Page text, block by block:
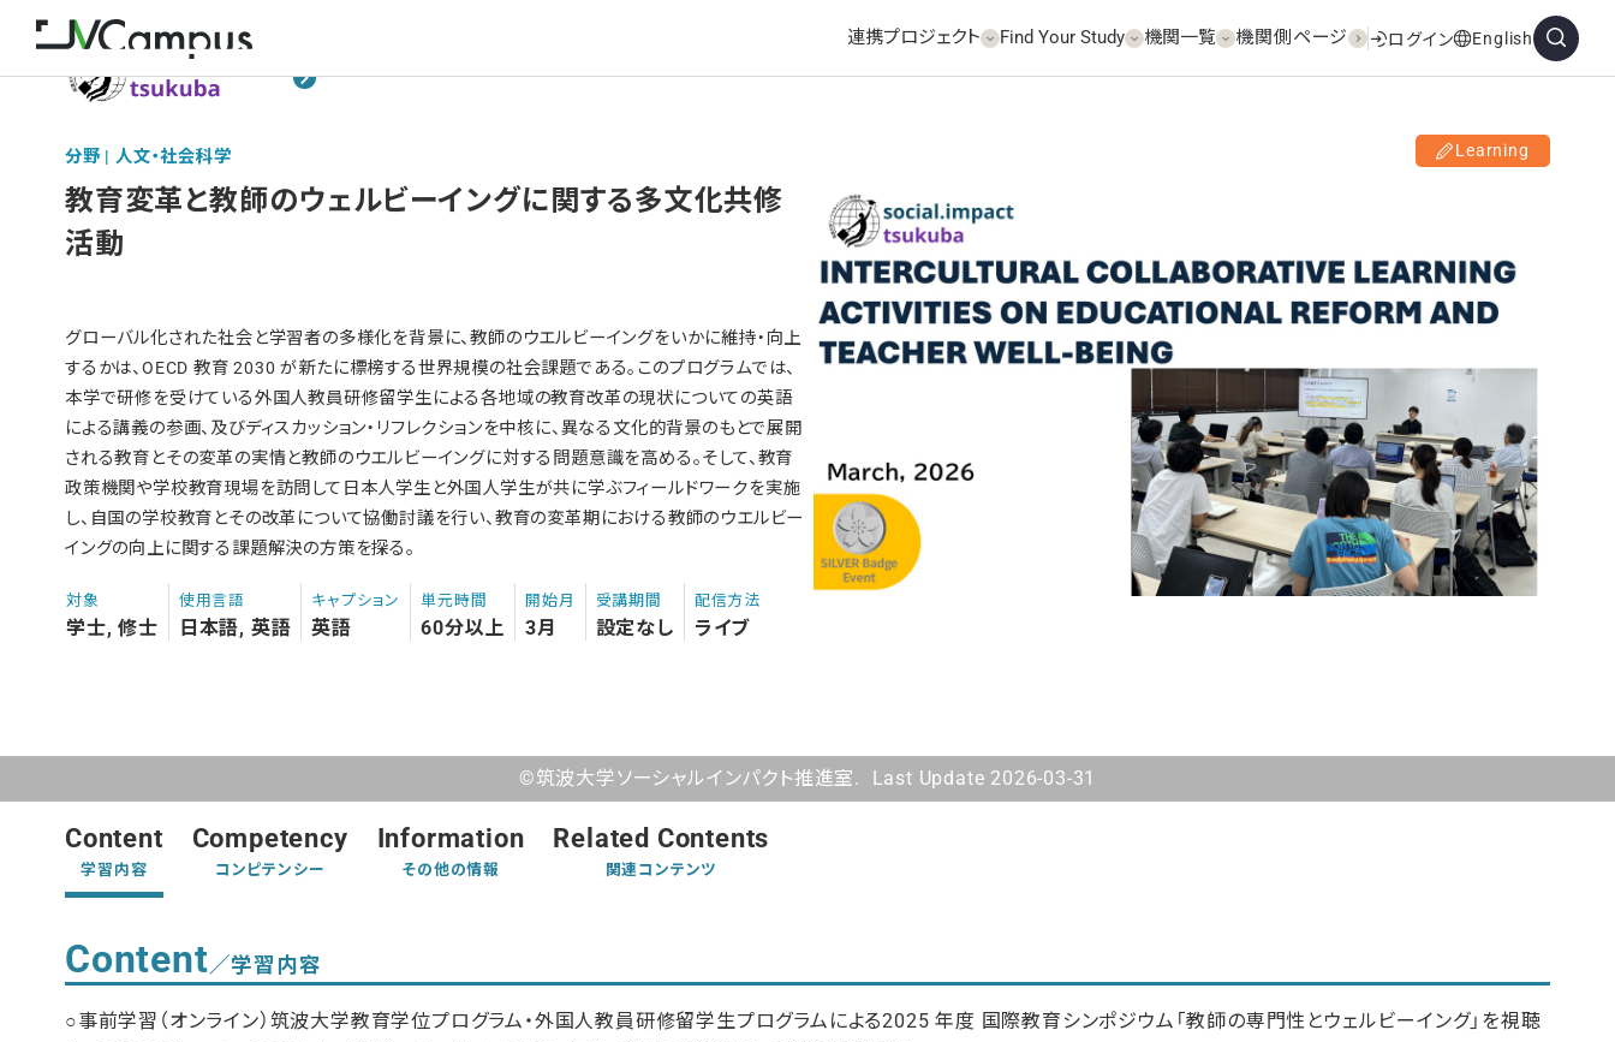
連携プロジェクト Find Your Study 機関一覧 機関側ページ ログイン English
分野 | 人文・社会科学 Learning
教育変⾰と教師のウェルビーイングに関する多⽂化共修
活動
グローバル化された社会と学習者の多様化を背景に、教師のウエルビーイングをいかに維持・向上
するかは、OECD 教育 2030 が新たに標榜する世界規模の社会課題である。このプログラムでは、
本学で研修を受けている外国人教員研修留学生による各地域の教育改革の現状についての英語
による講義の参画、及びディスカッション・リフレクションを中核に、異なる文化的背景のもとで展開
される教育とその変革の実情と教師のウエルビーイングに対する問題意識を高める。そして、教育
政策機関や学校教育現場を訪問して日本人学生と外国人学生が共に学ぶフィールドワークを実施
し、自国の学校教育とその改革について協働討議を行い、教育の変革期における教師のウエルビー
イングの向上に関する課題解決の方策を探る。
対象
学士, 修士
使用言語
日本語, 英語
キャプション
英語
単元時間
60分以上
開始月
3月
受講期間
設定なし
配信方法
ライブ
©筑波大学ソーシャルインパクト推進室. Last Update 2026-03-31
Content
学習内容
Competency
コンピテンシー
Information
その他の情報
Related Contents
関連コンテンツ
Content／学習内容
○事前学習（オンライン）筑波大学教育学位プログラム・外国人教員研修留学生プログラムによる2025 年度 国際教育シンポジウム「教師の専門性とウェルビーイング」を視聴